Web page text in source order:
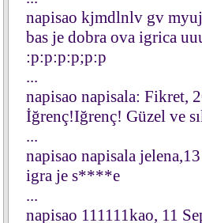
napisao kjmdlnlv gv
bas je dobra ova igrica
:p:p:p:p;p:p
...
napisao napisala: Fikret,
İğrenç!Iğrenç! Güzel ve
...
napisao napisala
igra je s****e
...
napisao 111111kao, 11